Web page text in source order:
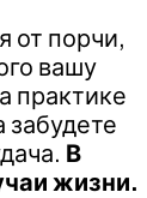
от порчи,
вашу
практике
забудете
В
жизни.